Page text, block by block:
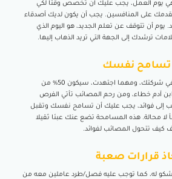
يوم العمل، يجب عليك أن تخصص وقتا لكي
على المنافسين. يجب أن يكون لديك أصدقاء
يوم أن تتوقف عن تعلم الجديد، هو اليوم الذي
ترشدك إلى الجهة التي تريد الذهاب إليها.
حين تكون أنت الآمر الناهي في شركتك، ومهما اجتهدت، سيكون 50% من
آدم خطاء، ومن رحم المصائب تأتي الفرص
إلى فوائد، يجب عليك أن تسامح نفسك وتقبل
محالة. هذه المسامحة تضع عنك عبئا ثقيلا
كيف تتحول المصائب لفوائد.
له، كما توجب عليه فصل/طرد عاملين معه من